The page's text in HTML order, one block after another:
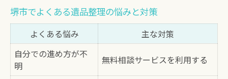
堺市でよくある遺品整理の悩みと対策
よくある悩み
主な対策
自分での進め方が不
明
無料相談サービスを利用する